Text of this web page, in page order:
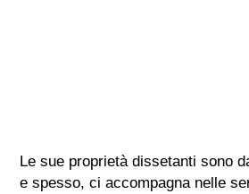
Le sue proprietà dissetanti sono
e spesso, ci accompagna nelle